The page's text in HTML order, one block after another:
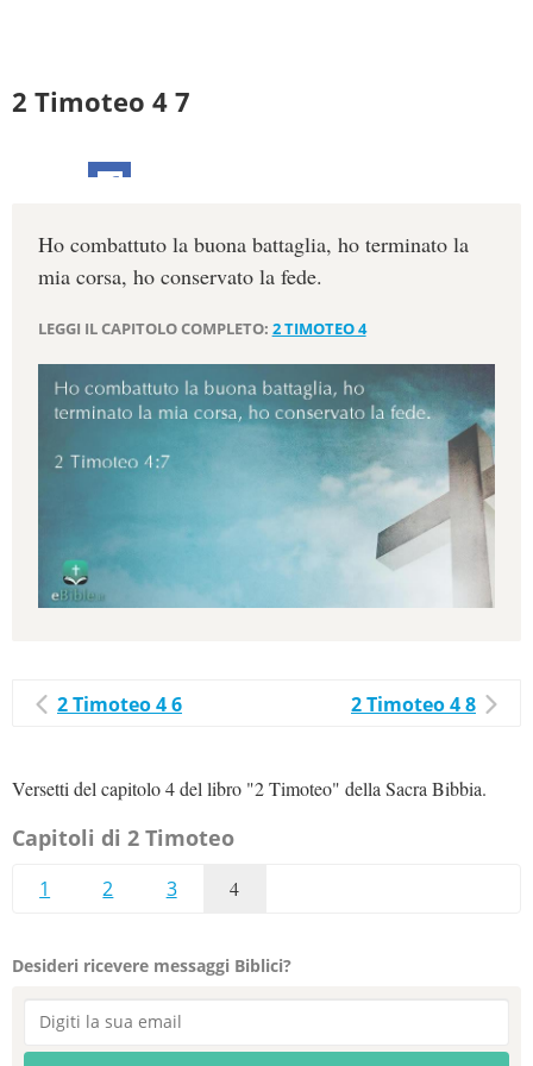
2 Timoteo 4 7
Ho combattuto la buona battaglia, ho terminato la
mia corsa, ho conservato la fede.
LEGGI IL CAPITOLO COMPLETO: 2 TIMOTEO 4
2 Timoteo 4 6 2 Timoteo 4 8
Versetti del capitolo 4 del libro "2 Timoteo" della Sacra Bibbia.
Capitoli di 2 Timoteo
1 2 3 4
Desideri ricevere messaggi Biblici?